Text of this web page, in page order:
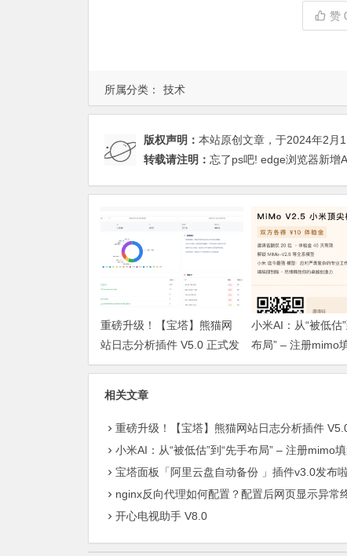
赞
所属分类： 技术
版权声明： 本站原创文章，于2024年2月1
转载请注明： 忘了ps吧! edge浏览器新增
重磅升级！【宝塔】熊猫网
站日志分析插件 V5.0 正式发
布：智能体检+多维风控，运
小米AI：从“被低估
布局” – 注册mimo
获取奖励, 赶紧的
相关文章
重磅升级！【宝塔】熊猫网站日志分析插件 V5.0 正式发布：智能体检+多维风控，运维效率
小米AI：从“被低估”到“先手布局” – 注册mimo填邀请码获取奖励, 赶紧的薅
宝塔面板「阿里云盘自动备份 」插件v3.0发布啦：轻松实现服务器数据异地
nginx反向代理如何配置？配置后网页显示异常终极方
开心电视助手 V8.0